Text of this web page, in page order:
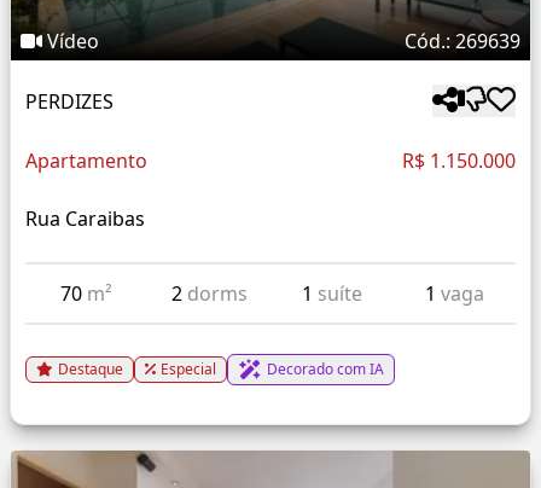
Vídeo Cód.: 269639
PERDIZES
Apartamento R$ 1.150.000
Rua Caraibas
70 m² 2 dorms 1 suíte 1 vaga
Destaque Especial Decorado com IA